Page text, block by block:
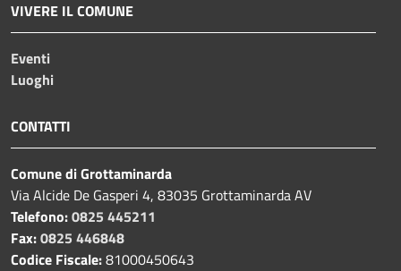
VIVERE IL COMUNE
Eventi
Luoghi
CONTATTI
Comune di Grottaminarda
Via Alcide De Gasperi 4, 83035 Grottaminarda AV
Telefono:0825 445211
Fax:0825 446848
Codice Fiscale:81000450643